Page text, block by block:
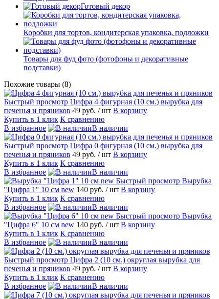
Готовый декор
Коробки для тортов, кондитерская упаковка, подложки
Товары для фуд фото (фотофоны и декоративные
подставки)
Похожие товары (8)
Быстрый просмотр Цифра 4 фигурная (10 см.) вырубка для
печенья и пряников 49 руб. / шт В корзину
Купить в 1 клик К сравнению
В избранное
В наличии
Быстрый просмотр Цифра 0 фигурная (10 см.) вырубка для
печенья и пряников 49 руб. / шт В корзину
Купить в 1 клик К сравнению
В избранное
В наличии
Быстрый просмотр Вырубка
"Цифра 1" 10 см new 140 руб. / шт В корзину
Купить в 1 клик К сравнению
В избранное
В наличии
Быстрый просмотр Вырубка
"Цифра 6" 10 см new 140 руб. / шт В корзину
Купить в 1 клик К сравнению
В избранное
В наличии
Быстрый просмотр Цифра 2 (10 см.) округлая вырубка для
печенья и пряников 49 руб. / шт В корзину
Купить в 1 клик К сравнению
В избранное
В наличии